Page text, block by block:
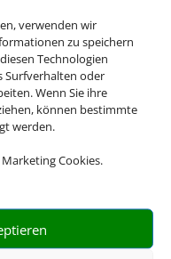
verwenden wir
zu speichern
Technologien
Surfverhalten oder
Wenn Sie ihre
können bestimmte
werden.
Cookies.
Ihre Reise
gebucht werden.